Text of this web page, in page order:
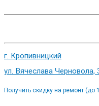
г. Кропивницкий
ул. Вячеслава Черновола,
Получить скидку на ремонт (до